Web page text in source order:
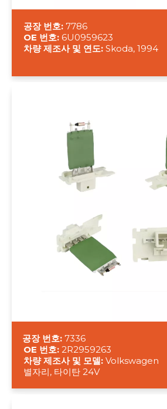
공장 번호: 7786
OE 번호: 6U0959623
차량 제조사 및 연도: Skoda, 1994
공장 번호: 7336
OE 번호: 2R2959263
차량 제조사 및 모델: Volkswagen
별자리, 타이탄 24V